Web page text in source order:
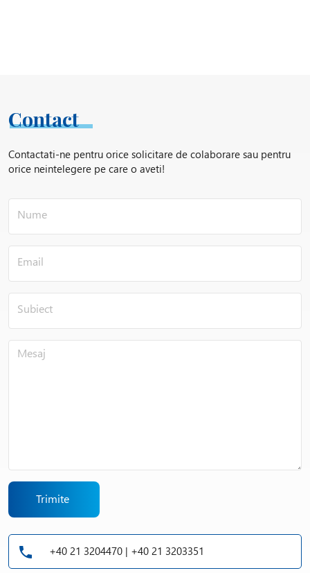
Contact
Contactati-ne pentru orice solicitare de colaborare sau pentru
orice neintelegere pe care o aveti!
Trimite
+40 21 3204470 | +40 21 3203351